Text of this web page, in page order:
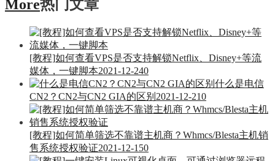
More热门文章
[教程]如何查看VPS是否支持解锁Netflix、Disney+等流
媒体，一键脚本2021-12-240
什么是电信
CN2？CN2与CN2 GIA的区别 2021-12-210
[教程]如何简单筛选不靠谱主机商？Whmcs/Blesta主机销
售系统授权验证2021-12-150